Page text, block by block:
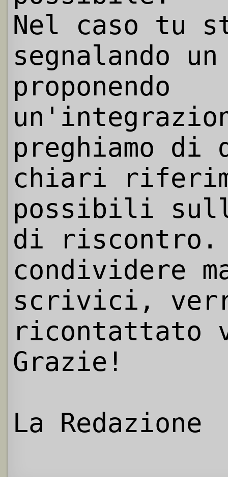
Nel caso tu
segnalando
proponendo
preghiamo
chiari
possibili
di riscontro.
condividere
scrivici,
ricontattato
Grazie!
La Redazione